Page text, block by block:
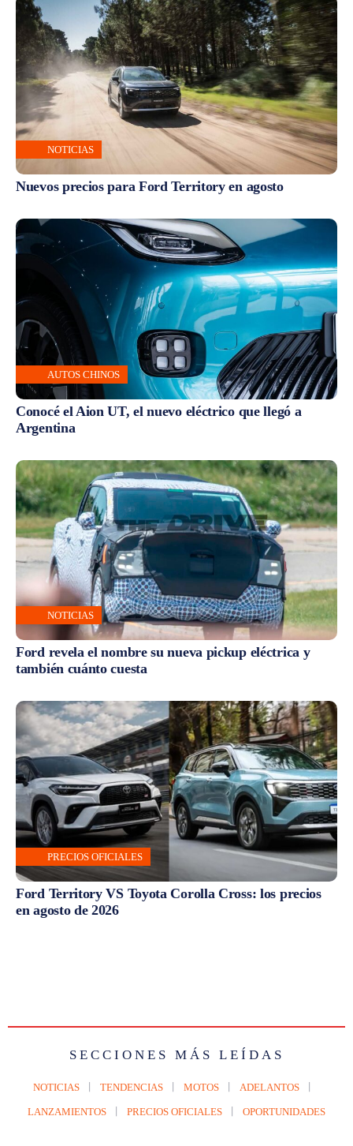
NOTICIAS
Nuevos precios para Ford Territory en agosto
AUTOS CHINOS
Conocé el Aion UT, el nuevo eléctrico que llegó a
Argentina
NOTICIAS
Ford revela el nombre su nueva pickup eléctrica y
también cuánto cuesta
PRECIOS OFICIALES
Ford Territory VS Toyota Corolla Cross: los precios
en agosto de 2026
SECCIONES MÁS LEÍDAS
NOTICIAS TENDENCIAS MOTOS ADELANTOS
LANZAMIENTOS PRECIOS OFICIALES OPORTUNIDADES